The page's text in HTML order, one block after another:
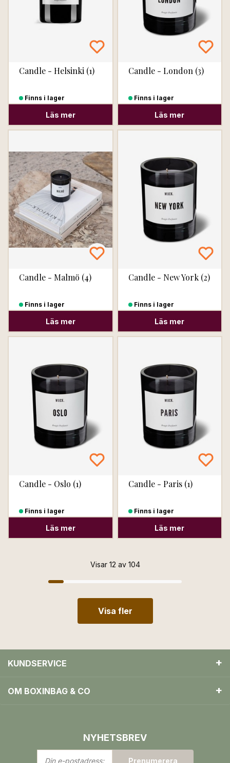
Candle - Helsinki (1)
Finns i lager
Läs mer
Candle - London (3)
Finns i lager
Läs mer
Candle - Malmö (4)
Finns i lager
Läs mer
Candle - New York (2)
Finns i lager
Läs mer
Candle - Oslo (1)
Finns i lager
Läs mer
Candle - Paris (1)
Finns i lager
Läs mer
Visar 12 av 104
Visa fler
KUNDSERVICE
OM BOXINBAG & CO
NYHETSBREV
Din Prenumerera